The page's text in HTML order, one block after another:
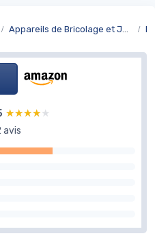
Appareils de Bricolage et Jardinage
★★★★★
★★★★★
avis